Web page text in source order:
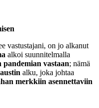
vastustajani, on jo alkanut
alkoi suunnitelmalla
vastaan; nämä
alku, joka johtaa
merkkiin asennettaviin